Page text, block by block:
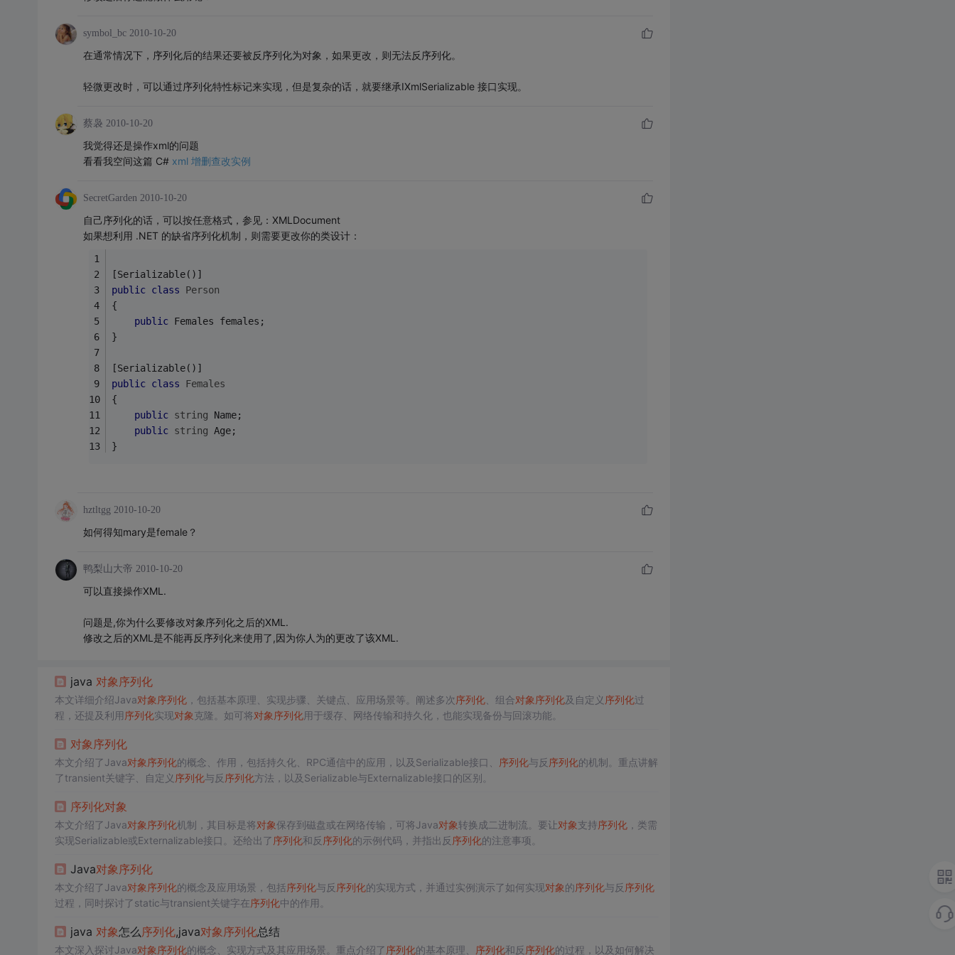
symbol_bc 2010-10-20
在通常情况下，序列化后的结果还要被反序列化为对象，如果更改，则无法反序列化。
轻微更改时，可以通过序列化特性标记来实现，但是复杂的话，就要继承IXmlSerializable 接口实现。
蔡袅 2010-10-20
我觉得还是操作xml的问题
看看我空间这篇 C# xml 增删查改实例
SecretGarden 2010-10-20
自己序列化的话，可以按任意格式，参见：XMLDocument
如果想利用 .NET 的缺省序列化机制，则需要更改你的类设计：
[Serializable()]
public class
Person
{
public Females females;
}
[Serializable()]
public class
Females
{
public string Name;
public string Age;
}
hztltgg 2010-10-20
如何得知mary是female？
鸭梨山大帝 2010-10-20
可以直接操作XML.
问题是,你为什么要修改对象序列化之后的XML.
修改之后的XML是不能再反序列化来使用了,因为你人为的更改了该XML.
java 对象序列化
本文详细介绍Java对象 序列化，包括基本原理、实现步骤、关键点、应用场景等。阐述多次序列化、组合对象 序列化及自定义 序列化过
程，还提及利用 序列化实现对象克隆。如可将对象 序列化用于缓存、网络传输和持久化，也能实现备份与回滚功能。
对象序列化
本文介绍了Java对象 序列化的概念、作用，包括持久化、RPC通信中的应用，以及Serializable接口、 序列化与反 序列化的机制。重点讲解
了transient关键字、自定义 序列化与反 序列化方法，以及Serializable与Externalizable接口的区别。
序列化对象
本文介绍了Java对象 序列化机制，其目标是将对象保存到磁盘或在网络传输，可将Java对象转换成二进制流。要让对象支持序列化，类需
实现Serializable或Externalizable接口。还给出了 序列化和反 序列化的示例代码，并指出反 序列化的注意事项。
Java对象序列化
本文介绍了Java对象 序列化的概念及应用场景，包括序列化与反 序列化的实现方式，并通过实例演示了如何实现对象的序列化与反 序列化
过程，同时探讨了static与transient关键字在序列化中的作用。
java 对象怎么序列化,java对象序列化总结
本文深入探讨Java对象 序列化的概念、实现方式及其应用场景。重点介绍了 序列化的基本原理、 序列化和反 序列化的过程，以及如何解决